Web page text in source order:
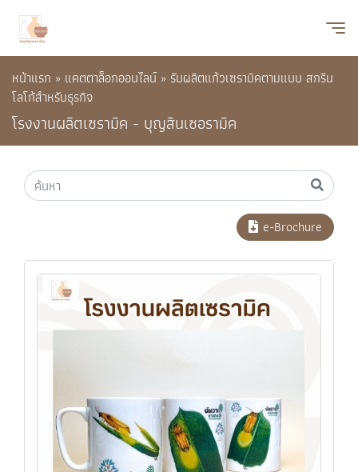
หน้าแรก » แคตตาล็อกออนไลน์» รับผลิตแก้วเซรามิคตามแบบ สกรีน
โลโก้สำหรับธุรกิจ
โรงงานผลิตเซรามิค - บุญสินเซอรามิค
e-Brochure